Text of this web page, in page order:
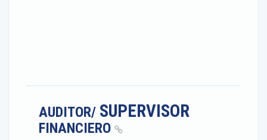
AUDITOR/ SUPERVISOR
FINANCIERO